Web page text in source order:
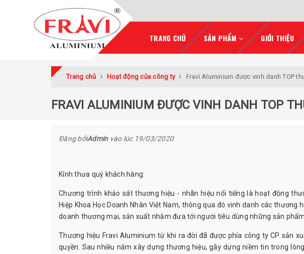
TRANG CHỦ SẢN PHẨM GIỚI THIỆU
Trang chủ Hoạt động của công ty Fravi Aluminium được vinh danh TOP
FRAVI ALUMINIUM ĐƯỢC VINH DANH TOP
Đăng bởiAdmin vào lúc19/03/2020
Kính thưa quý khách hàng:
Chương trình khảo sát thương hiệu - nhãn hiệu nổi tiếng là hoạt động
Hiệp Khoa Học Doanh Nhân Việt Nam, thông qua đó vinh danh các thương
doanh thương mại, sản xuất nhằm đưa tới người tiêu dùng những sản
Thương hiệu Fravi Aluminium từ khi ra đời đã được phía công ty CP sản
quyền. Sau nhiều năm xây dựng thương hiệu, gây dựng niềm tin trong